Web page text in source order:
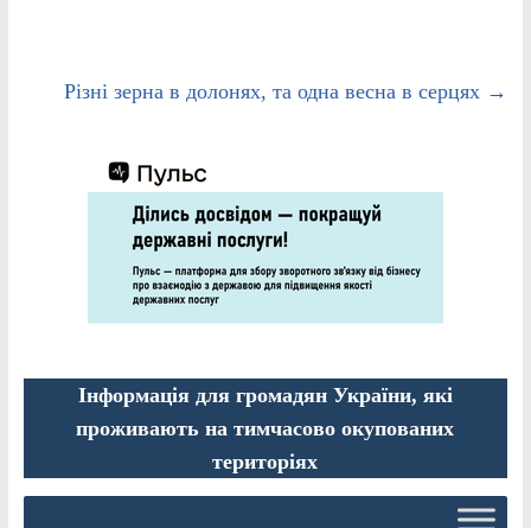
Різні зерна в долонях, та одна весна в серцях →
Інформація для громадян України, які
проживають на тимчасово окупованих
територіях